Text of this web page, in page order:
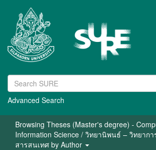
Advanced Search
Browsing Theses (Master's degree) -
Information Science / วิทยานิพนธ์ – วิทยาก
สารสนเทศ by Author